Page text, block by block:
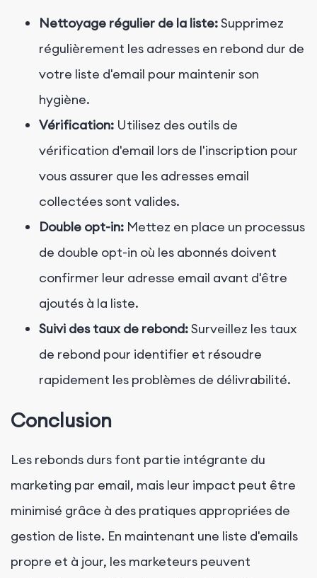
Nettoyage régulier de la liste:Supprimez
régulièrement les adresses en rebond dur de
votre liste d'email pour maintenir son
hygiène.
Vérification: Utilisez des outils de
vérification d'email lors de l'inscription pour
vous assurer que les adresses email
collectées sont valides.
Double opt-in: Mettez en place un processus
de double opt-in où les abonnés doivent
confirmer leur adresse email avant d'être
ajoutés à la liste.
Suivi des taux de rebond:Surveillez les taux
de rebond pour identifier et résoudre
rapidement les problèmes de délivrabilité.
Conclusion
Les rebonds durs font partie intégrante du
marketing par email, mais leur impact peut être
minimisé grâce à des pratiques appropriées de
gestion de liste. En maintenant une liste d'emails
propre et à jour, les marketeurs peuvent